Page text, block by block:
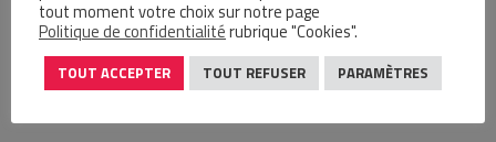
NOUS ÉCRIRE
Nom *
tout moment votre choix sur notre page
Politique de confidentialitérubrique "Cookies".
TOUT ACCEPTER TOUT REFUSER PARAMÈTRES